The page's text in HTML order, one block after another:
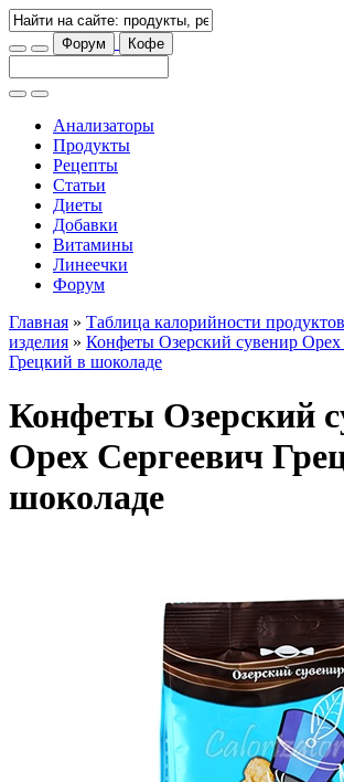
Форум Кофе
Анализаторы
Продукты
Рецепты
Статьи
Диеты
Добавки
Витамины
Линеечки
Форум
Главная » Таблица калорийности продуктов
изделия » Конфеты Озерский сувенир Орех
Грецкий в шоколаде
Конфеты Озерский
Орех Сергеевич
шоколаде